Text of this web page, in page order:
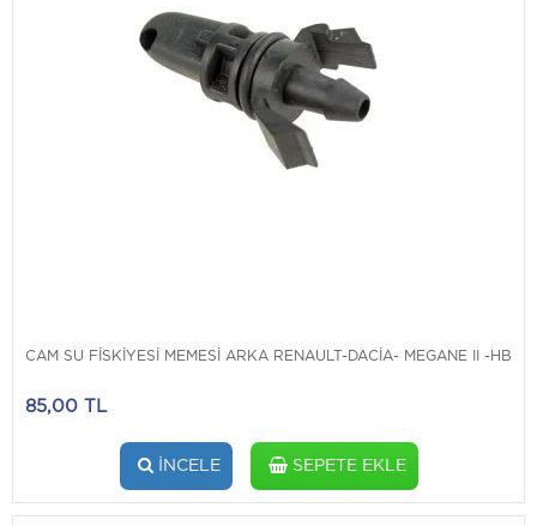
CAM SU FİSKİYESİ MEMESİ ARKA RENAULT-DACİA- MEGANE II -HB
85,00 TL
İNCELE SEPETE EKLE